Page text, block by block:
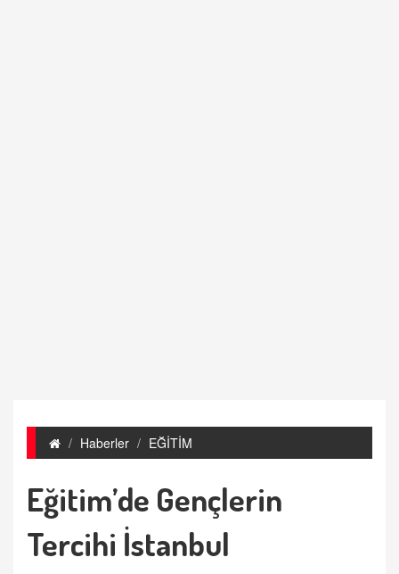
Haberler EĞİTİM
Eğitim’de Gençlerin
Tercihi İstanbul